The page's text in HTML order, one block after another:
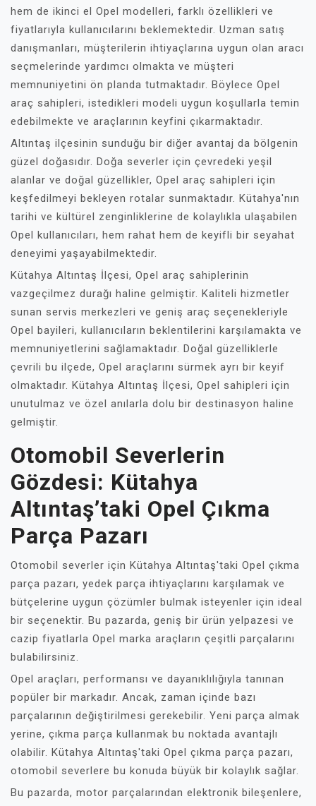
hem de ikinci el Opel modelleri, farklı özellikleri ve
fiyatlarıyla kullanıcılarını beklemektedir. Uzman satış
danışmanları, müşterilerin ihtiyaçlarına uygun olan aracı
seçmelerinde yardımcı olmakta ve müşteri
memnuniyetini ön planda tutmaktadır. Böylece Opel
araç sahipleri, istedikleri modeli uygun koşullarla temin
edebilmekte ve araçlarının keyfini çıkarmaktadır.
Altıntaş ilçesinin sunduğu bir diğer avantaj da bölgenin
güzel doğasıdır. Doğa severler için çevredeki yeşil
alanlar ve doğal güzellikler, Opel araç sahipleri için
keşfedilmeyi bekleyen rotalar sunmaktadır. Kütahya'nın
tarihi ve kültürel zenginliklerine de kolaylıkla ulaşabilen
Opel kullanıcıları, hem rahat hem de keyifli bir seyahat
deneyimi yaşayabilmektedir.
Kütahya Altıntaş İlçesi, Opel araç sahiplerinin
vazgeçilmez durağı haline gelmiştir. Kaliteli hizmetler
sunan servis merkezleri ve geniş araç seçenekleriyle
Opel bayileri, kullanıcıların beklentilerini karşılamakta ve
memnuniyetlerini sağlamaktadır. Doğal güzelliklerle
çevrili bu ilçede, Opel araçlarını sürmek ayrı bir keyif
olmaktadır. Kütahya Altıntaş İlçesi, Opel sahipleri için
unutulmaz ve özel anılarla dolu bir destinasyon haline
gelmiştir.
Otomobil Severlerin
Gözdesi: Kütahya
Altıntaş’taki Opel Çıkma
Parça Pazarı
Otomobil severler için Kütahya Altıntaş'taki Opel çıkma
parça pazarı, yedek parça ihtiyaçlarını karşılamak ve
bütçelerine uygun çözümler bulmak isteyenler için ideal
bir seçenektir. Bu pazarda, geniş bir ürün yelpazesi ve
cazip fiyatlarla Opel marka araçların çeşitli parçalarını
bulabilirsiniz.
Opel araçları, performansı ve dayanıklılığıyla tanınan
popüler bir markadır. Ancak, zaman içinde bazı
parçalarının değiştirilmesi gerekebilir. Yeni parça almak
yerine, çıkma parça kullanmak bu noktada avantajlı
olabilir. Kütahya Altıntaş'taki Opel çıkma parça pazarı,
otomobil severlere bu konuda büyük bir kolaylık sağlar.
Bu pazarda, motor parçalarından elektronik bileşenlere,